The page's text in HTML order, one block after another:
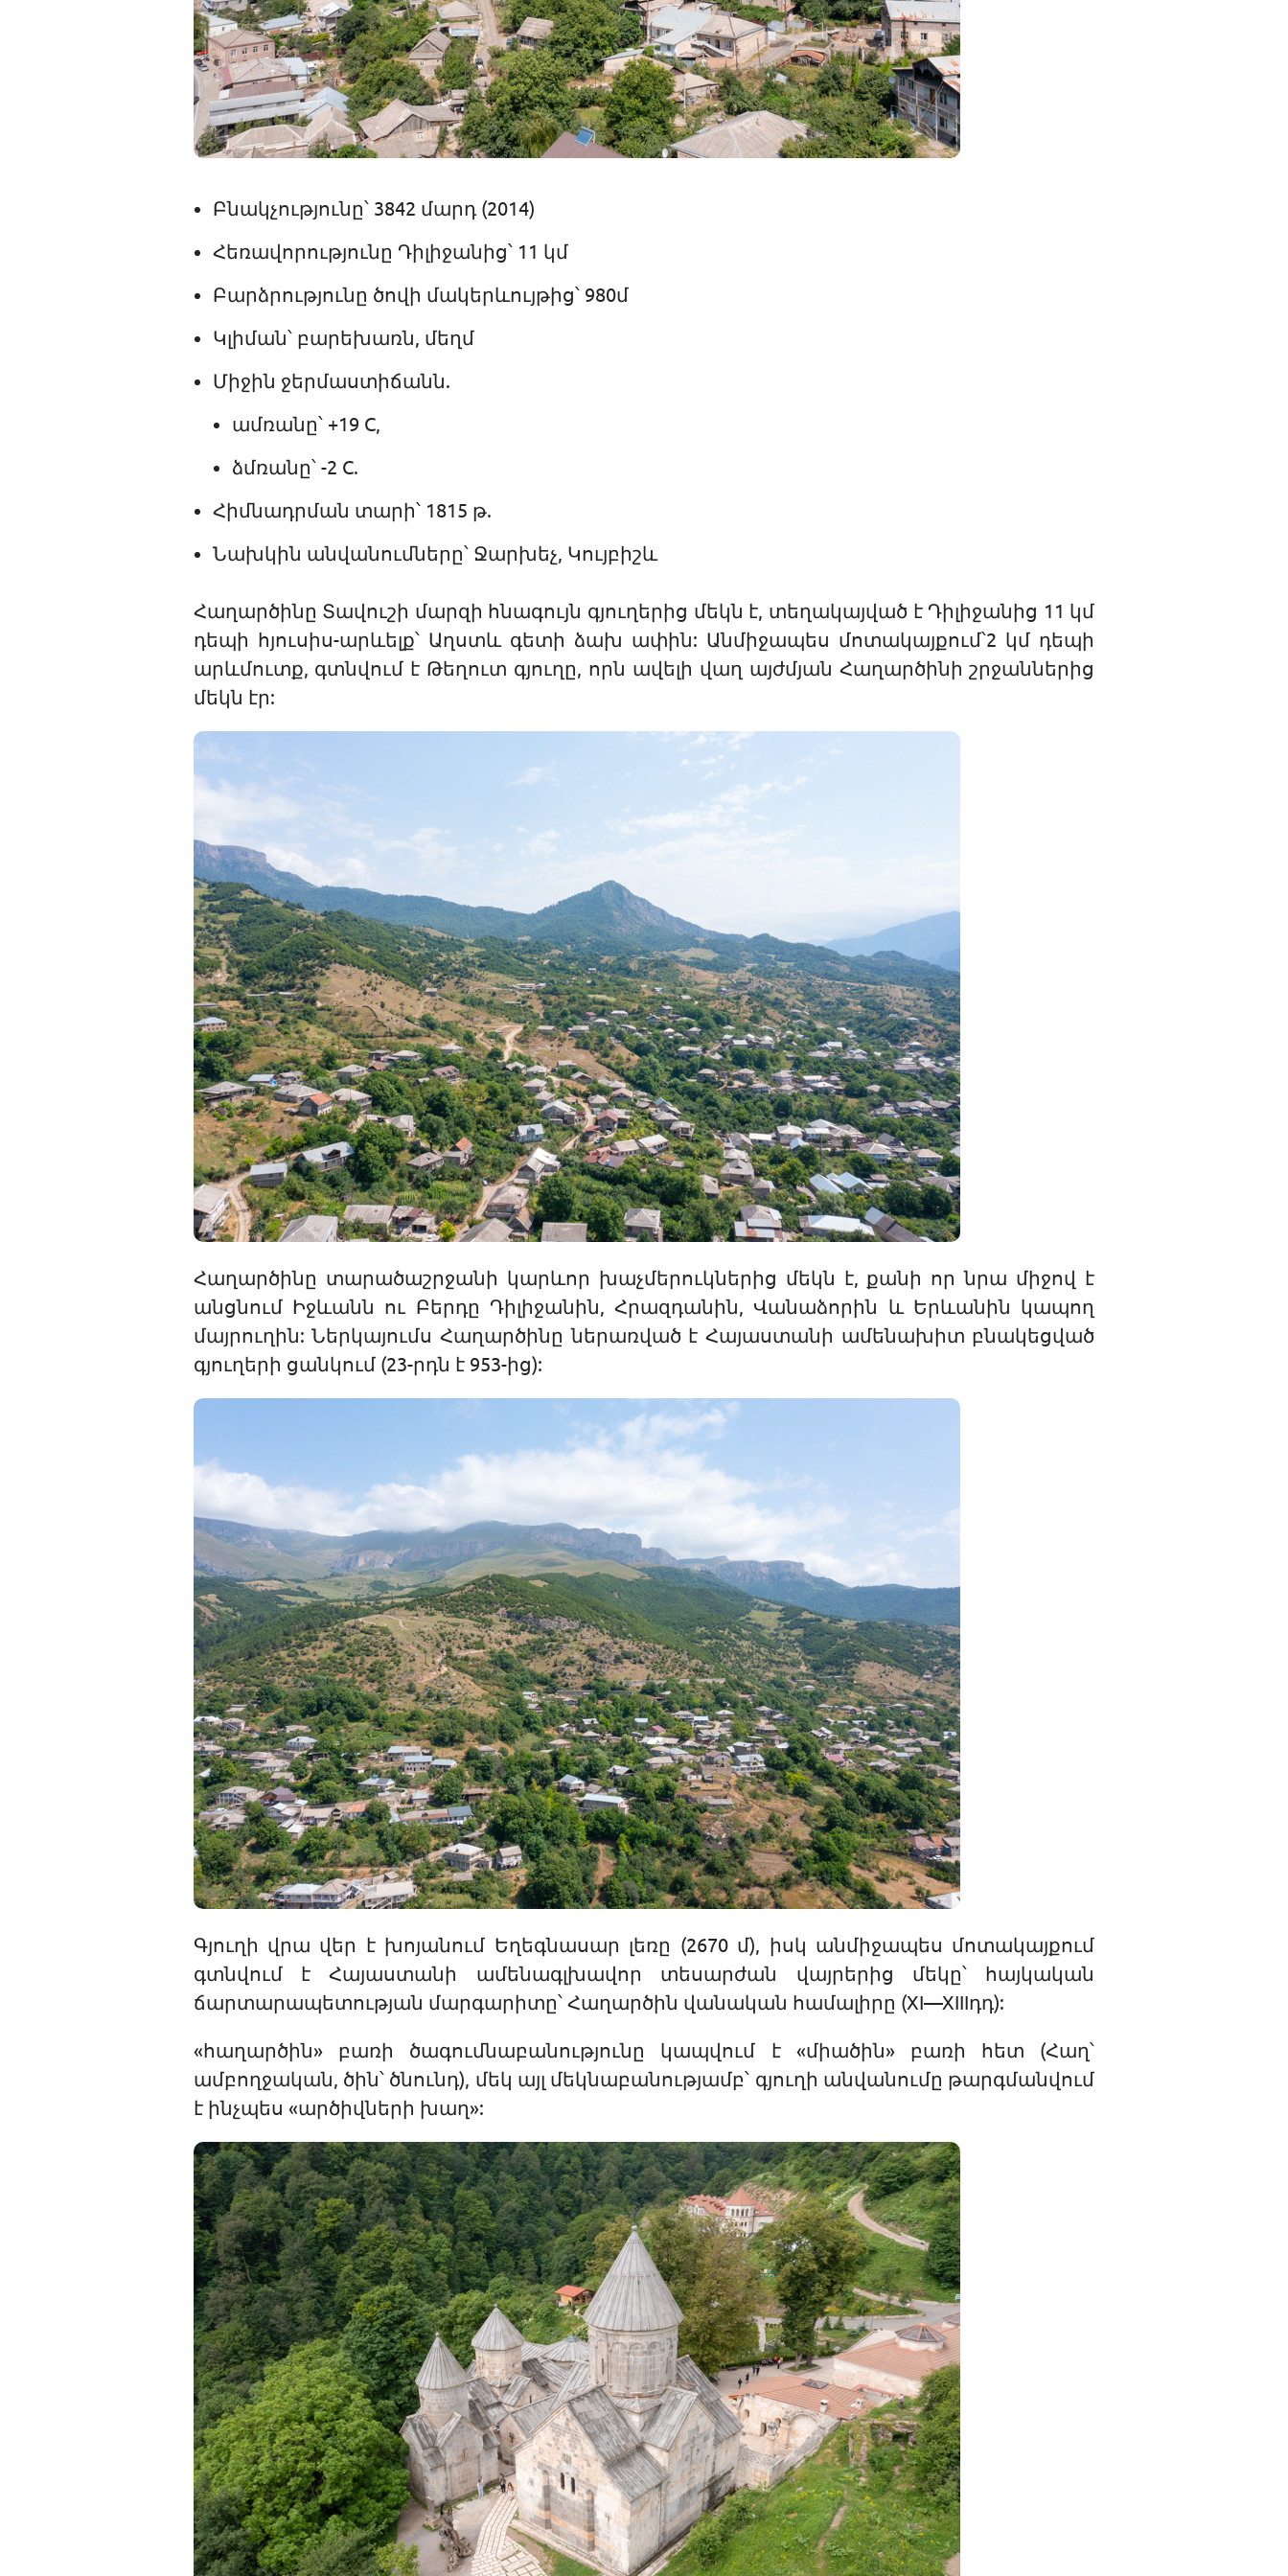
Բնակչությունը՝ 3842 մարդ (2014)
Հեռավորությունը Դիլիջանից՝ 11 կմ
Բարձրությունը ծովի մակերևույթից՝ 980մ
Կլիման՝ բարեխառն, մեղմ
Միջին ջերմաստիճանն.
ամռանը՝ +19 C,
ձմռանը՝ -2 C.
Հիմնադրման տարի՝ 1815 թ.
Նախկին անվանումները՝ Ջարխեչ, Կույբիշև
Հաղարծինը Տավուշի մարզի հնագույն գյուղերից մեկն է, տեղակայված է Դիլիջանից 11 կմ
դեպի հյուսիս-արևելք՝ Աղստև գետի ձախ ափին: Անմիջապես մոտակայքում՝2 կմ դեպի
արևմուտք, գտնվում է Թեղուտ գյուղը, որն ավելի վաղ այժմյան Հաղարծինի շրջաններից
մեկն էր:
Հաղարծինը տարածաշրջանի կարևոր խաչմերուկներից մեկն է, քանի որ նրա միջով է
անցնում Իջևանն ու Բերդը Դիլիջանին, Հրազդանին, Վանաձորին և Երևանին կապող
մայրուղին: Ներկայումս Հաղարծինը ներառված է Հայաստանի ամենախիտ բնակեցված
գյուղերի ցանկում (23-րդն է 953-ից):
Գյուղի վրա վեր է խոյանում Եղեգնասար լեռը (2670 մ), իսկ անմիջապես մոտակայքում
գտնվում է Հայաստանի ամենագլխավոր տեսարժան վայրերից մեկը՝ հայկական
ճարտարապետության մարգարիտը՝ Հաղարծին վանական համալիրը (XI—XIIIդդ):
«հաղարծին» բառի ծագումնաբանությունը կապվում է «միածին» բառի հետ (Հաղ՝
ամբողջական, ծին՝ ծնունդ), մեկ այլ մեկնաբանությամբ՝ գյուղի անվանումը թարգմանվում
է ինչպես «արծիվների խաղ»: